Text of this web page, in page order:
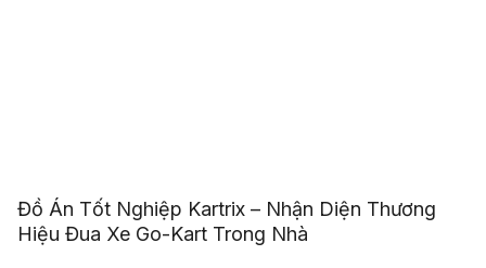
Đồ Án Tốt Nghiệp Kartrix – Nhận Diện Thương
Hiệu Đua Xe Go-Kart Trong Nhà